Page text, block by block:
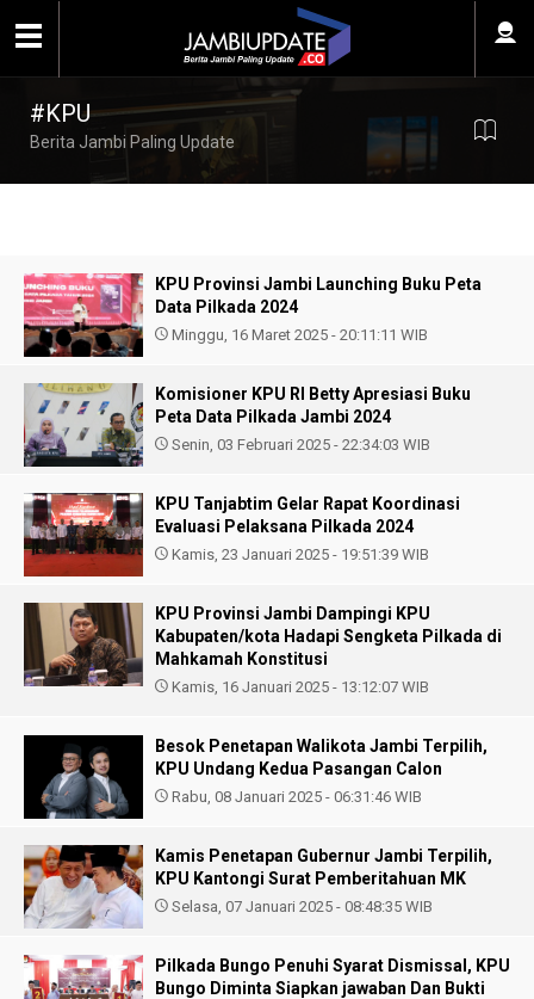
#KPU
Berita Jambi Paling Update
KPU Provinsi Jambi Launching Buku Peta
Data Pilkada 2024
Minggu, 16 Maret 2025 - 20:11:11 WIB
Komisioner KPU RI Betty Apresiasi Buku
Peta Data Pilkada Jambi 2024
Senin, 03 Februari 2025 - 22:34:03 WIB
KPU Tanjabtim Gelar Rapat Koordinasi
Evaluasi Pelaksana Pilkada 2024
Kamis, 23 Januari 2025 - 19:51:39 WIB
KPU Provinsi Jambi Dampingi KPU
Kabupaten/kota Hadapi Sengketa Pilkada di
Mahkamah Konstitusi
Kamis, 16 Januari 2025 - 13:12:07 WIB
Besok Penetapan Walikota Jambi Terpilih,
KPU Undang Kedua Pasangan Calon
Rabu, 08 Januari 2025 - 06:31:46 WIB
Kamis Penetapan Gubernur Jambi Terpilih,
KPU Kantongi Surat Pemberitahuan MK
Selasa, 07 Januari 2025 - 08:48:35 WIB
Pilkada Bungo Penuhi Syarat Dismissal, KPU
Bungo Diminta Siapkan jawaban Dan Bukti